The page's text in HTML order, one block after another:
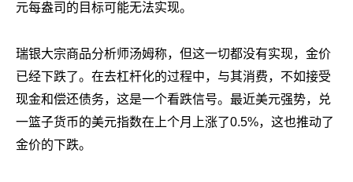
元每盎司的目标可能无法实现。
瑞银大宗商品分析师汤姆称，但这一切都没有实现，金价
已经下跌了。在去杠杆化的过程中，与其消费，不如接受
现金和偿还债务，这是一个看跌信号。最近美元强势，兑
一篮子货币的美元指数在上个月上涨了0.5%，这也推动了
金价的下跌。